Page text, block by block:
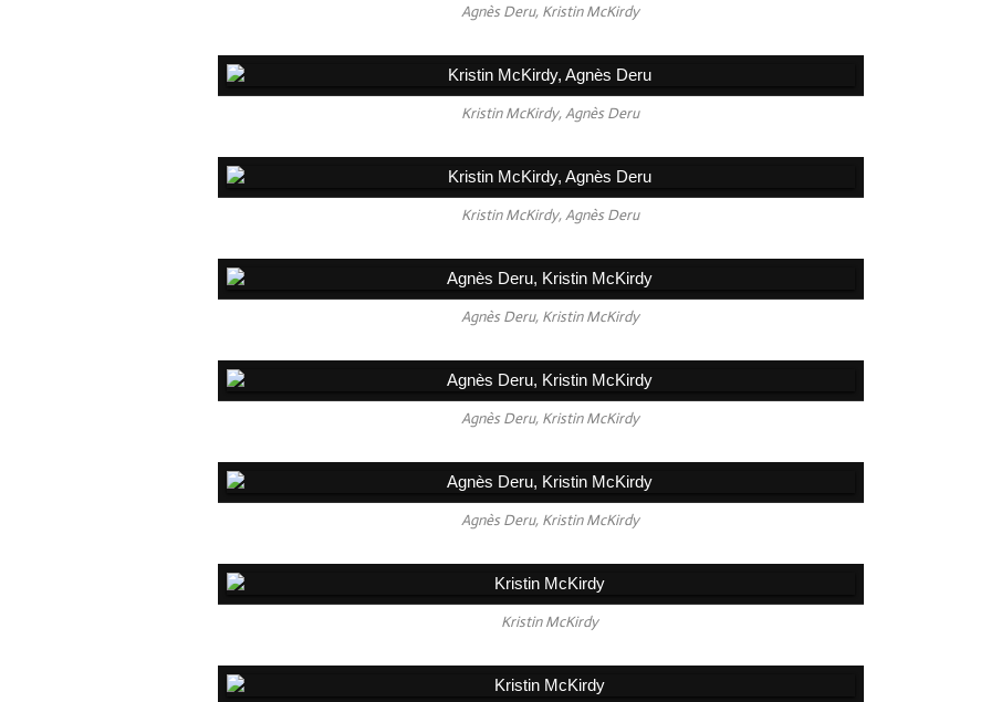
Agnès Deru, Kristin McKirdy
Kristin McKirdy, Agnès Deru
Kristin McKirdy, Agnès Deru
Agnès Deru, Kristin McKirdy
Agnès Deru, Kristin McKirdy
Agnès Deru, Kristin McKirdy
Kristin McKirdy